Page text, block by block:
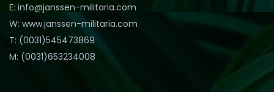
E: info@janssen-militaria.com
W: www.janssen-militaria.com
T: (0031)545473869
M: (0031)653234008